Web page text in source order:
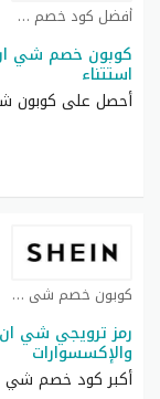
أفضل كود خصم شي ان كوبون
استتناء
أحصل على كوبون
كوبون خصم شي ان كوبون
والإكسسوارات
أكبر كود خصم شي ان 25% على جميع